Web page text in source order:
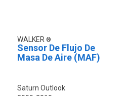
WALKER
Sensor De Flujo De
Masa De Aire (MAF)
Saturn Outlook